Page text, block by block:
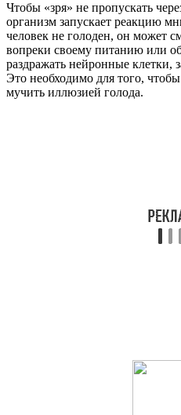
Чтобы «зря» не пропускать
организм запускает реакцию
человек не голоден, он может
вопреки своему питанию или
раздражать нейронные клетки,
Это необходимо для того,
мучить иллюзией голода.